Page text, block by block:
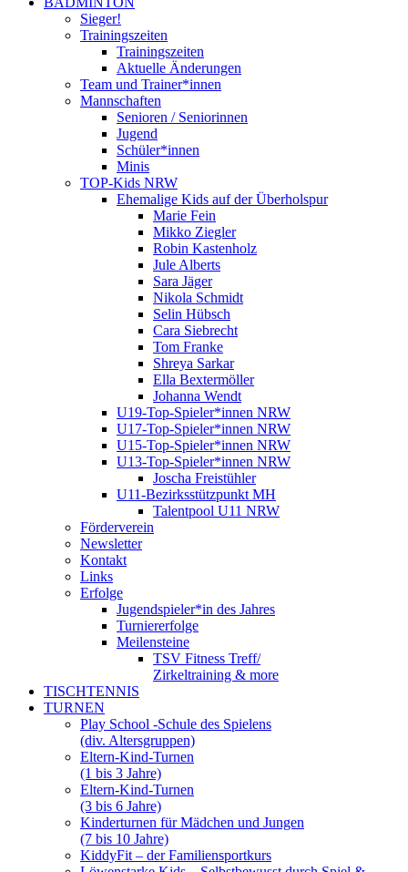
Sieger!
Trainingszeiten
Trainingszeiten
Aktuelle Änderungen
Team und Trainer*innen
Mannschaften
Senioren / Seniorinnen
Jugend
Schüler*innen
Minis
TOP-Kids NRW
Ehemalige Kids auf der Überholspur
Marie Fein
Mikko Ziegler
Robin Kastenholz
Jule Alberts
Sara Jäger
Nikola Schmidt
Selin Hübsch
Cara Siebrecht
Tom Franke
Shreya Sarkar
Ella Bextermöller
Johanna Wendt
U19-Top-Spieler*innen NRW
U17-Top-Spieler*innen NRW
U15-Top-Spieler*innen NRW
U13-Top-Spieler*innen NRW
Joscha Freistühler
U11-Bezirksstützpunkt MH
Talentpool U11 NRW
Förderverein
Newsletter
Kontakt
Links
Erfolge
Jugendspieler*in des Jahres
Turniererfolge
Meilensteine
TSV Fitness Treff/
Zirkeltraining & more
TISCHTENNIS
TURNEN
Play School -Schule des Spielens
(div. Altersgruppen)
Eltern-Kind-Turnen
(1 bis 3 Jahre)
Eltern-Kind-Turnen
(3 bis 6 Jahre)
Kinderturnen für Mädchen und Jungen
(7 bis 10 Jahre)
KiddyFit – der Familiensportkurs